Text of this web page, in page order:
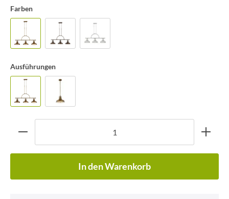
Farben
Ausführungen
In den Warenkorb